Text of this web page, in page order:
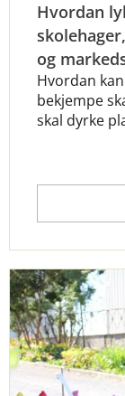
Hvordan
og
Hvordan
bekjempe
skal dyrke